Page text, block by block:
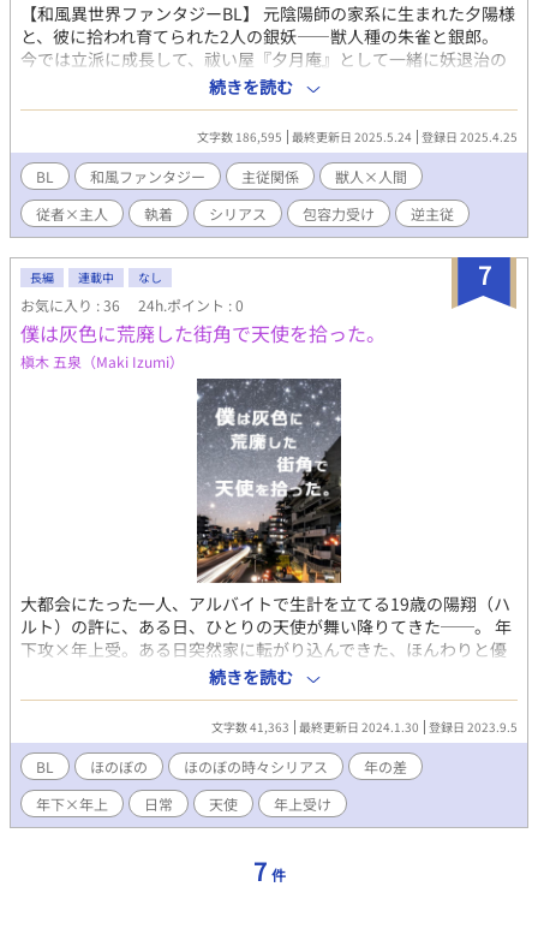
【和風異世界ファンタジーBL】 元陰陽師の家系に生まれた夕陽様
と、彼に拾われ育てられた2人の銀妖――獣人種の朱雀と銀郎。
今では立派に成長して、祓い屋『夕月庵』として一緒に妖退治の
日々を送っています。 けれど、2人の想いは主様に届かなく
て……？ 主従、切な甘、ほのぼのお仕事パートありの恋慕BL。
※話数未定／後半にR展開あり
続きを読む
文字数 186,595 最終更新日 2025.5.24 登録日 2025.4.25
BL 和風ファンタジー 主従関係
獣人×人間
従者×主人
執着 シリアス 包容力受け 逆主従
7
長編 連載中 なし
お気に入り : 36 24h.ポイント : 0
僕は灰色に荒廃した街角で天使を拾った。
槇木 五泉（Maki Izumi）
大都会にたった一人、アルバイトで生計を立てる19歳の陽翔（ハ
ルト）の許に、ある日、ひとりの天使が舞い降りてきた──。 年
下攻×年上受。ある日突然家に転がり込んできた、ほんわりと優
しい年上の男性『天使』と、孤独だったバイト男子の非日常的日
常生活。 陽翔は、名前も、役目も、記憶の全てを失くした天使に
『ユキヒト』という名前を付けて、築三十五年・ワンルーム・ユ
ニットバス・ロフト付きの古いマンションで二人暮らしを始め
る。 中の物語は、ワンドロなどでゆっくり進めていきます。 ほの
ぼのイチャイチャ、時々シリアスな包容力受け路線です。
続きを読む
文字数 41,363 最終更新日 2024.1.30 登録日 2023.9.5
BL ほのぼの ほのぼの時々シリアス
年の差
年下×年上
日常 天使 年上受け
7 件